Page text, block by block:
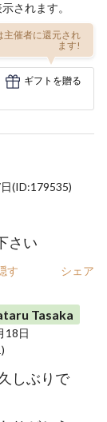
されます。
主催者に還元され
ます!
ギフトを贈る
(ID:179535)
さい
す
シェア
Tasaka
18日
しぶりで